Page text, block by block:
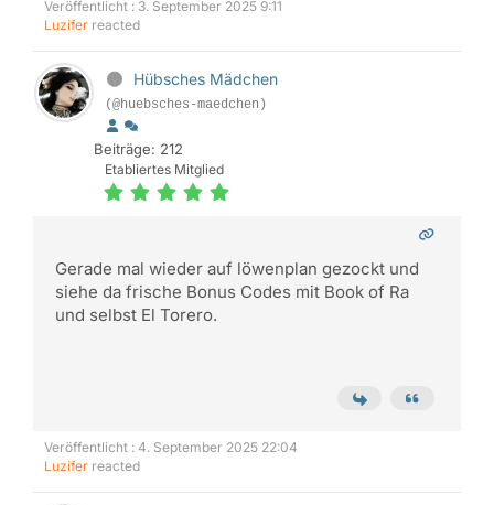
Veröffentlicht : 3. September 2025 9:11
Luzifer reacted
Hübsches Mädchen
(@huebsches-maedchen)
Beiträge: 212
Etabliertes Mitglied
Gerade mal wieder auf löwenplan gezockt und
siehe da frische Bonus Codes mit Book of Ra
und selbst El Torero.
Veröffentlicht : 4. September 2025 22:04
Luzifer reacted